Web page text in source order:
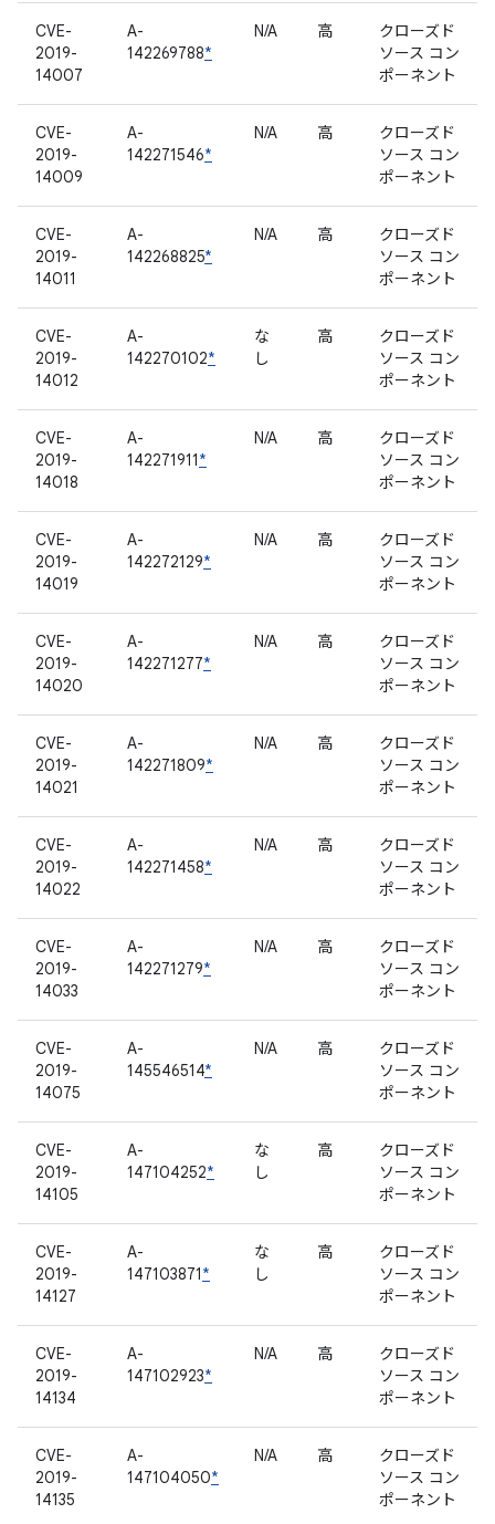
CVE-
2019-
14007
A-
142269788*
N/A 高
クローズド
ソース コン
ポーネント
CVE-
2019-
14009
A-
142271546*
N/A 高
クローズド
ソース コン
ポーネント
CVE-
2019-
14011
A-
142268825*
N/A 高
クローズド
ソース コン
ポーネント
CVE-
2019-
14012
A-
142270102*
な
し
高
クローズド
ソース コン
ポーネント
CVE-
2019-
14018
A-
142271911*
N/A 高
クローズド
ソース コン
ポーネント
CVE-
2019-
14019
A-
142272129*
N/A 高
クローズド
ソース コン
ポーネント
CVE-
2019-
14020
A-
142271277*
N/A 高
クローズド
ソース コン
ポーネント
CVE-
2019-
14021
A-
142271809*
N/A 高
クローズド
ソース コン
ポーネント
CVE-
2019-
14022
A-
142271458*
N/A 高
クローズド
ソース コン
ポーネント
CVE-
2019-
14033
A-
142271279*
N/A 高
クローズド
ソース コン
ポーネント
CVE-
2019-
14075
A-
145546514*
N/A 高
クローズド
ソース コン
ポーネント
CVE-
2019-
14105
A-
147104252*
な
し
高
クローズド
ソース コン
ポーネント
CVE-
2019-
14127
A-
147103871*
な
し
高
クローズド
ソース コン
ポーネント
CVE-
2019-
14134
A-
147102923*
N/A 高
クローズド
ソース コン
ポーネント
CVE-
2019-
14135
A-
147104050*
N/A 高
クローズド
ソース コン
ポーネント